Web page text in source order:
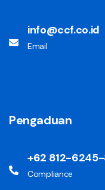
info@ccf.co.id
Email
Pengaduan
+62 812-
Compliance